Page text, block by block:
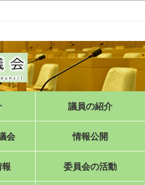
ページの本文へ移動
議員の紹介
会 情報公開
委員会の活動